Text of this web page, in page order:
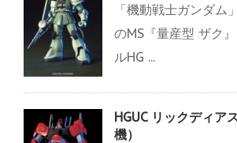
「機動戦士ガンダム
のMS『量産型 ザク
ルHG ...
HGUC リックディア
機）